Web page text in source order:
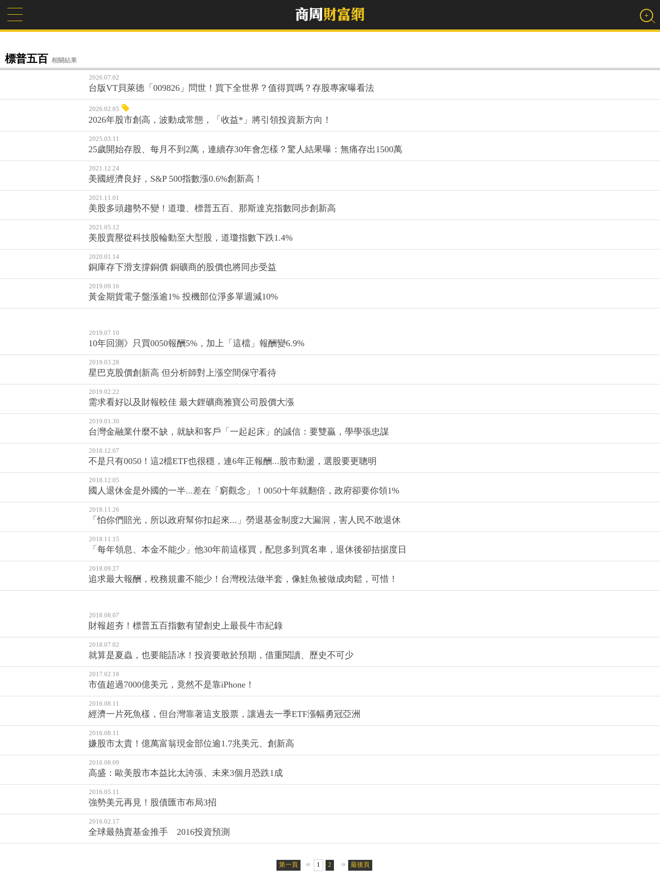
標普五百 相關結果
2026.07.02
台版VT貝萊德「009826」問世！買下全世界？值得買嗎？存股專家曝看法
2026.02.05
2026年股市創高，波動成常態，「收益*」將引領投資新方向！
2025.03.11
25歲開始存股、每月不到2萬，連續存30年會怎樣？驚人結果曝：無痛存出1500萬
2021.12.24
美國經濟良好，S&P 500指數漲0.6%創新高！
2021.11.01
美股多頭趨勢不變！道瓊、標普五百、那斯達克指數同步創新高
2021.05.12
美股賣壓從科技股輪動至大型股，道瓊指數下跌1.4%
2020.01.14
銅庫存下滑支撐銅價 銅礦商的股價也將同步受益
2019.09.16
黃金期貨電子盤漲逾1% 投機部位淨多單週減10%
10年回測》只買0050報酬5%，加上「這檔」報酬變6.9%
星巴克股價創新高 但分析師對上漲空間保守看待
需求看好以及財報較佳 最大鋰礦商雅寶公司股價大漲
台灣金融業什麼不缺，就缺和客戶「一起起床」的誠信：要雙贏，學學張忠謀
不是只有0050！這2檔ETF也很穩，連6年正報酬...股市動盪，選股要更聰明
國人退休金是外國的一半...差在「窮觀念」！0050十年就翻倍，政府卻要你領1%
「怕你們賠光，所以政府幫你扣起來...」勞退基金制度2大漏洞，害人民不敢退休
「每年領息、本金不能少」他30年前這樣買，配息多到買名車，退休後卻拮据度日
財報超夯！標普五百指數有望創史上最長牛市紀錄
就算是夏蟲，也要能語冰！投資要敢於預期，借重閱讀、歷史不可少
市值超過7000億美元，竟然不是靠iPhone！
2016.08.11
經濟一片死魚樣，但台灣靠著這支股票，讓過去一季ETF漲幅勇冠亞洲
2016.08.11
嫌股市太貴！億萬富翁現金部位逾1.7兆美元、創新高
2016.08.09
高盛：歐美股市本益比太誇張、未來3個月恐跌1成